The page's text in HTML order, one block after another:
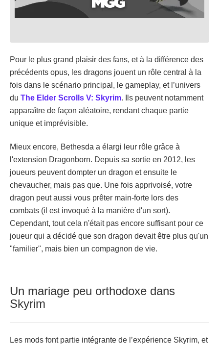
Pour le plus grand plaisir des fans, et à la différence des
précédents opus, les dragons jouent un rôle central à la
fois dans le scénario principal, le gameplay, et l’univers
du The Elder Scrolls V: Skyrim. Ils peuvent notamment
apparaître de façon aléatoire, rendant chaque partie
unique et imprévisible.
Mieux encore, Bethesda a élargi leur rôle grâce à
l'extension Dragonborn. Depuis sa sortie en 2012, les
joueurs peuvent dompter un dragon et ensuite le
chevaucher, mais pas que. Une fois apprivoisé, votre
dragon peut aussi vous prêter main-forte lors des
combats (il est invoqué à la manière d'un sort).
Cependant, tout cela n'était pas encore suffisant pour ce
joueur qui a décidé que son dragon devait être plus qu'un
"familier", mais bien un compagnon de vie.
Un mariage peu orthodoxe dans
Skyrim
Les mods font partie intégrante de l’expérience Skyrim, et